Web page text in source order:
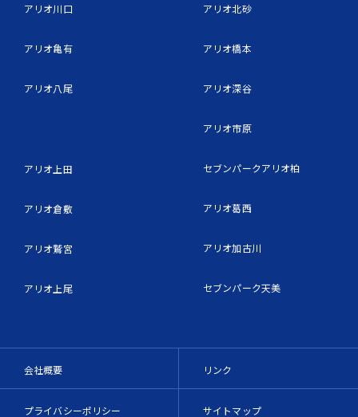
アリオ川口
アリオ亀有
アリオ八尾
アリオ上田
アリオ倉敷
アリオ鷲宮
アリオ上尾
アリオ北砂
アリオ橋本
アリオ深谷
アリオ市原
セブンパークアリオ柏
アリオ葛西
アリオ加古川
セブンパーク天美
会社概要
プライバシーポリシー
リンク
サイトマップ